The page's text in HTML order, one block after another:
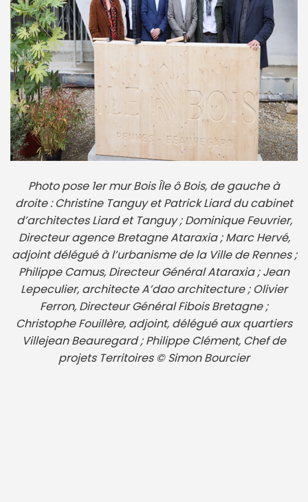
Photo pose 1er mur Bois Île ô Bois, de gauche à
droite : Christine Tanguy et Patrick Liard du cabinet
d’architectes Liard et Tanguy ; Dominique Feuvrier,
Directeur agence Bretagne Ataraxia ; Marc Hervé,
adjoint délégué à l’urbanisme de la Ville de Rennes ;
Philippe Camus, Directeur Général Ataraxia ; Jean
Lepeculier, architecte A’dao architecture ; Olivier
Ferron, Directeur Général Fibois Bretagne ;
Christophe Fouillère, adjoint, délégué aux quartiers
Villejean Beauregard ; Philippe Clément, Chef de
projets Territoires ©️ Simon Bourcier